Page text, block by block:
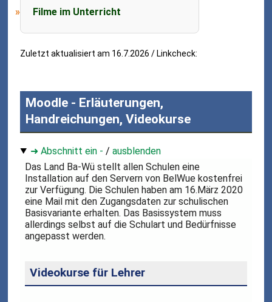
Filme im Unterricht
Zuletzt aktualisiert am 16.7.2026 / Linkcheck:
Moodle - Erläuterungen,
Handreichungen, Videokurse
➜ Abschnitt ein - /ausblenden
Das Land Ba-Wü stellt allen Schulen eine
Installation auf den Servern von BelWue kostenfrei
zur Verfügung. Die Schulen haben am 16.März 2020
eine Mail mit den Zugangsdaten zur schulischen
Basisvariante erhalten. Das Basissystem muss
allerdings selbst auf die Schulart und Bedürfnisse
angepasst werden.
Videokurse für Lehrer